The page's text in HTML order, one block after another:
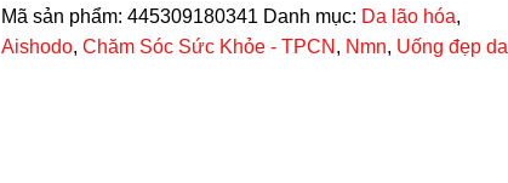
Mã sản phẩm: 445309180341 Danh mục: Da lão hóa,
Aishodo, Chăm Sóc Sức Khỏe - TPCN , Nmn, Uống đẹp da